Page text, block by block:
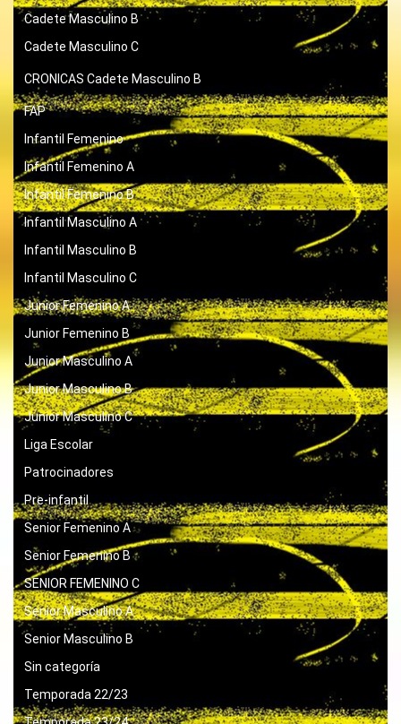
Cadete Masculino B
Cadete Masculino C
CRONICAS Cadete Masculino B
FAP
Infantil Femenino
Infantil Femenino A
Infantil Femenino B
Infantil Masculino A
Infantil Masculino B
Infantil Masculino C
Junior Femenino A
Junior Femenino B
Junior Masculino A
Junior Masculino B
Junior Masculino C
Liga Escolar
Patrocinadores
Pre-infantil
Senior Femenino A
Senior Femenino B
SENIOR FEMENINO C
Senior Masculino A
Senior Masculino B
Sin categoría
Temporada 22/23